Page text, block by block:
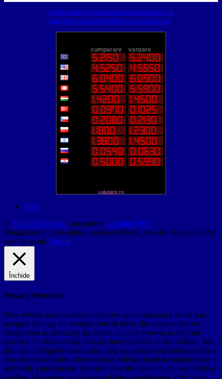
world-weather.info/forecast/romania/bucharest/
https://world-weather.info/forecast/usa/denver/
valutare.ro
RSS
© SufletDeTurist.ro | un proiect Gazduire.NET
Blogul nostru poate utiliza cookieuri. Firesc, ca orice alt site.OK Nu
sunt de acord. Detalii
Închide
Privacy Overview
This website uses cookies to improve your experience while you
navigate through the website. Out of these, the cookies that are
categorized as necessary are stored on your browser as they are
essential for the working of basic functionalities of the website. We
also use third-party cookies that help us analyze and understand how
you use this website. These cookies will be stored in your browser
only with your consent. You also have the option to opt-out of these